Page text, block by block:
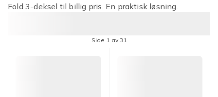
Fold 3-deksel til billig pris. En praktisk løsning.
Side 1 av 31